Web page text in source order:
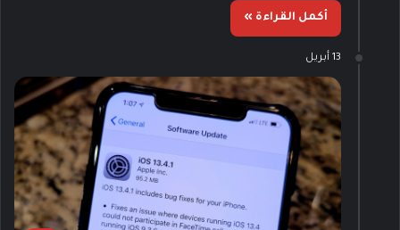
أكمل القراءة »
13 أبريل